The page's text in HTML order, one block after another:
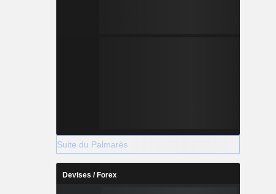
Suite du Palmarès
Devises / Forex